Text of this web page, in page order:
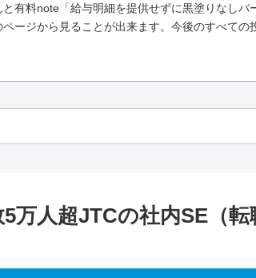
有料note「給与明細を提供せずに黒塗りなし
ージから見ることが出来ます。今後のすべての
人超JTCの社内SE（転